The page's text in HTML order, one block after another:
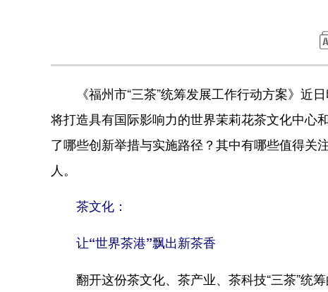
《福州市“三茶”统筹发展工作行动方案》近日
将打造具有国际影响力的世界茉莉花茶文化中心
了哪些创新举措与实施路径？其中有哪些值得关
人。
茶文化：
让“世界茶港”飘出新茶香
翻开这份茶文化、茶产业、茶科技“三茶”统筹